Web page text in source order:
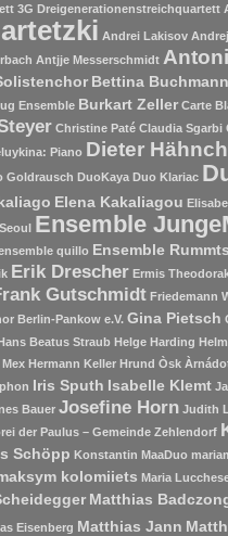
3G Dreigenerationenstreichquartett
Andrei Lakisov
Antjje Messerschmidt
Bettina Buchmann
Ensemble Burkart Zeller Carte
Christine Paté Claudia Sgarbi
Piano Dieter
Goldrausch DuoKaya Duo Klariac
Elena Kakaliagou
Ensemble
quillo Ensemble
Erik Drescher Ermis
Gutschmidt Friedemann
Berlin-Pankow e.V. Gina Pietsch
Beatus Straub Helge Harding
Hermann Keller Hrund Òsk
Iris Sputh Isabelle Klemt
Bauer Josefine Horn Judith
der Paulus – Gemeinde Zehlendorf
Schöpp Konstantin MaaDuo
kolomiiets Maria
Matthias
Eisenberg Matthias Jann